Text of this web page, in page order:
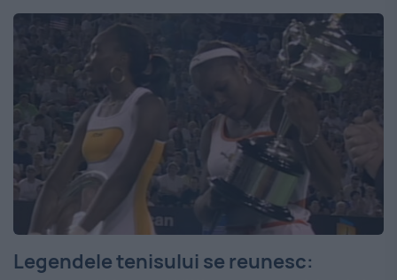
Legendele tenisului se reunesc: